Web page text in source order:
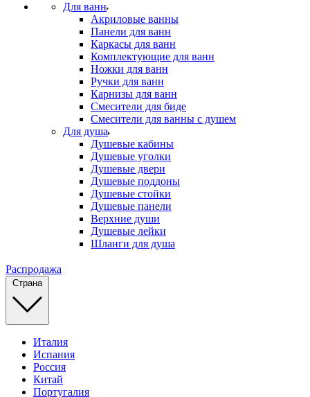
Для ванн
Акриловые ванны
Панели для ванн
Каркасы для ванн
Комплектующие для ванн
Ножки для ванн
Ручки для ванн
Карнизы для ванн
Смесители для биде
Смесители для ванны с душем
Для душа
Душевые кабины
Душевые уголки
Душевые двери
Душевые поддоны
Душевые стойки
Душевые панели
Верхние души
Душевые лейки
Шланги для душа
Распродажа
Страна
Италия
Испания
Россия
Китай
Португалия